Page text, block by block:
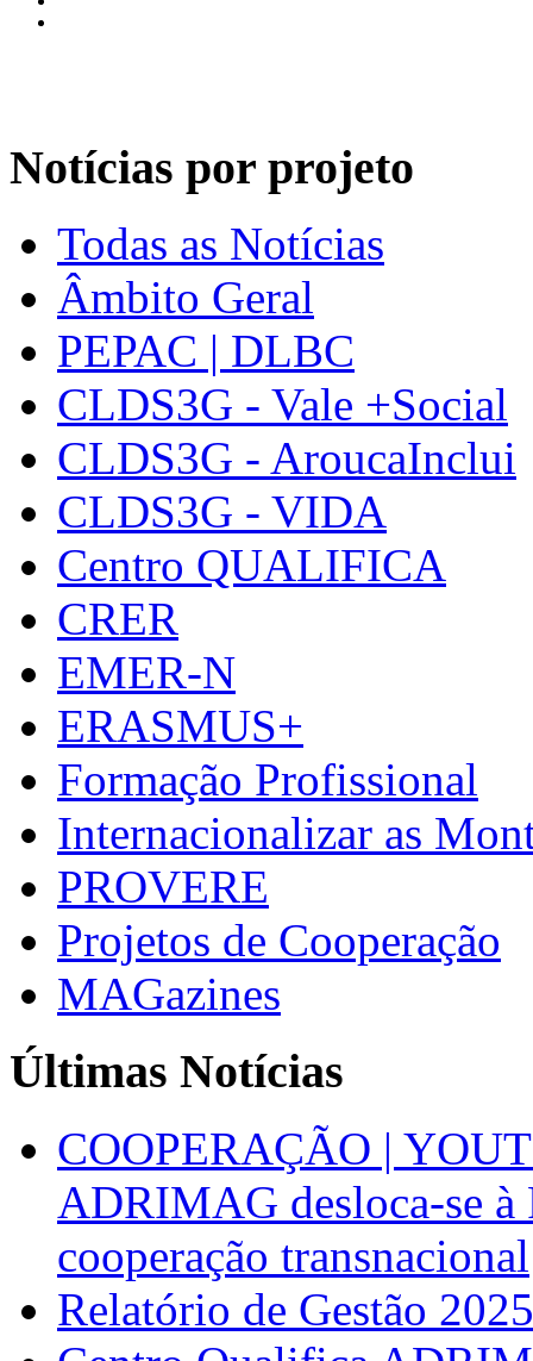
Notícias por projeto
Todas as Notícias
Âmbito Geral
PEPAC | DLBC
CLDS3G - Vale +Social
CLDS3G - AroucaInclui
CLDS3G - VIDA
Centro QUALIFICA
CRER
EMER-N
ERASMUS+
Formação Profissional
Internacionalizar as
PROVERE
Projetos de Cooperação
MAGazines
Últimas Notícias
COOPERAÇÃO |
ADRIMAG desloca-se
cooperação transnacional
Relatório de Gestão 2025